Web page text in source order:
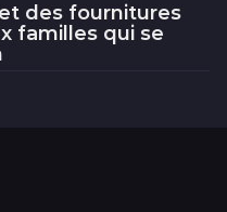
des fournitures
familles qui se